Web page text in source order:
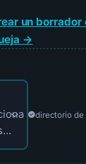
un borrador
→
para los
directorio de